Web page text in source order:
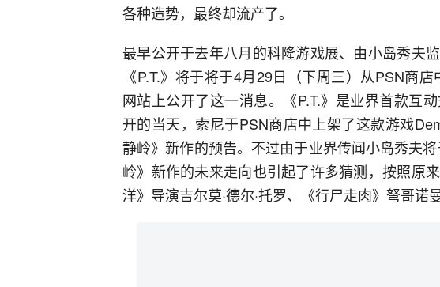
各种造势，最终却流产了。
最早公开于去年八月的科隆游戏展、由小岛秀夫
《P.T.》将于将于4月29日（下周三）从PSN商
网站上公开了这一消息。《P.T.》是业界首款互
开的当天，索尼于PSN商店中上架了这款游戏
静岭》新作的预告。不过由于业界传闻小岛秀夫
岭》新作的未来走向也引起了许多猜测，按照原
洋》导演吉尔莫·德尔·托罗、《行尸走肉》弩哥诺